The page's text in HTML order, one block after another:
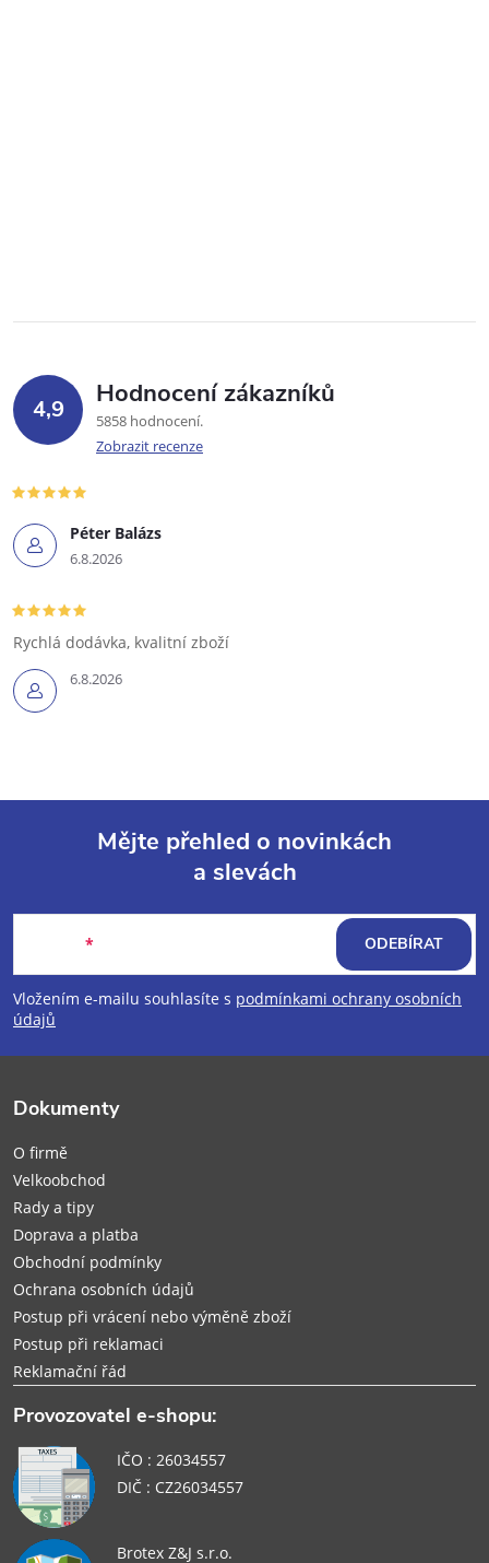
4,9 Hodnocení zákazníků
5858 hodnocení
Zobrazit recenze
Péter Balázs
6.8.2026
6.8.2026
Rychlá dodávka, kvalitní zboží
p
a
Mějte přehled o novinkách
a slevách
Vložením e-mailu souhlasíte s podmínkami ochrany osobních
údajů
ODEBÍRAT
Dokumenty
O firmě
Velkoobchod
Rady a tipy
Doprava a platba
Obchodní podmínky
Ochrana osobních údajů
Postup při vrácení nebo výměně zboží
Postup při reklamaci
Reklamační řád
Provozovatel e-shopu:
IČO : 26034557
DIČ : CZ26034557
Brotex Z&J s.r.o.